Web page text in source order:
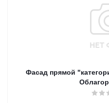
Фасад прямой "категория